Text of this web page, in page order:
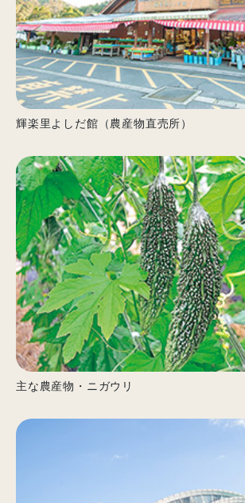
輝楽里よしだ館（農産物直売所）
主な農産物・ニガウリ